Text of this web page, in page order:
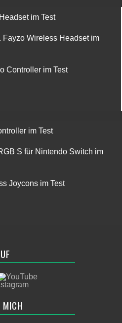
im Test
Fayzo Wireless Headset im
Controller im Test
im Test
S für Nintendo Switch im
Joycons im Test
MICH